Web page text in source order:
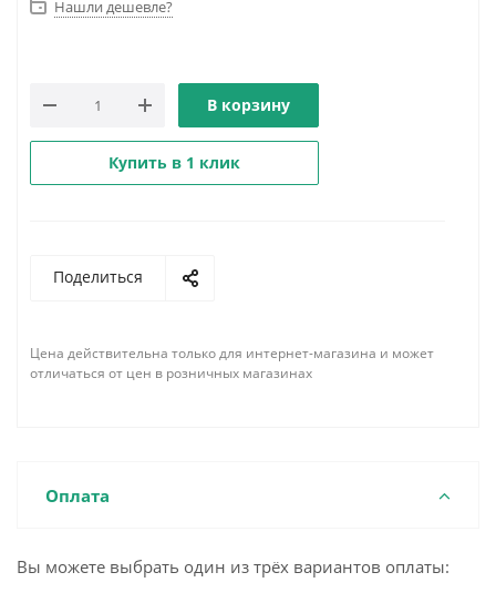
Нашли дешевле?
В корзину
Купить в 1 клик
Поделиться
Цена действительна только для интернет-магазина и может
отличаться от цен в розничных магазинах
Оплата
Вы можете выбрать один из трёх вариантов оплаты: